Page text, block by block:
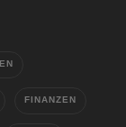
FINANZEN